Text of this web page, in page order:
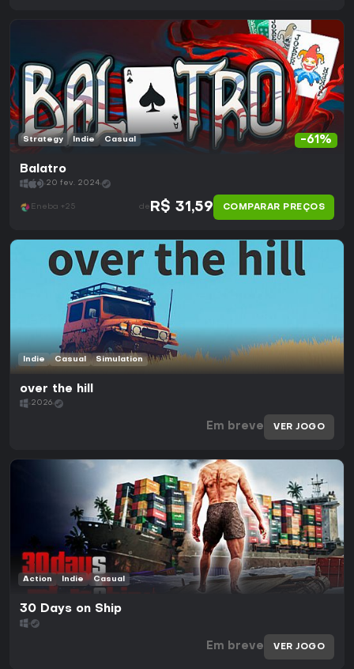
-61%
Strategy Indie Casual
Balatro
20 fev. 2024
Eneba +25 de R$ 31,59 COMPARAR PREÇOS
Indie Casual Simulation
over the hill
2026
Em breve VER JOGO
Action Indie Casual
30 Days on Ship
Em breve VER JOGO